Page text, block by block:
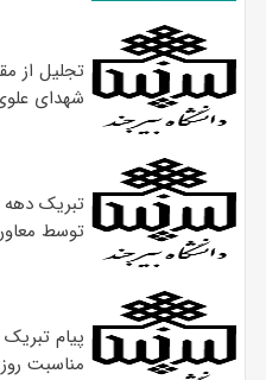
تجلیل از
شهدای
تبریک دهه
توسط
پیام
مناسبت